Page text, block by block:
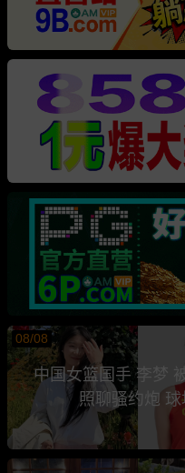
08/08
中国女篮国手 李梦
照聊骚约炮